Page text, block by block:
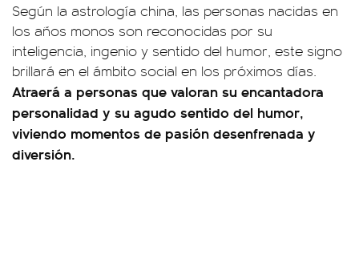
Según la astrología china, las personas nacidas en
los años monos son reconocidas por su
inteligencia, ingenio y sentido del humor, este signo
brillará en el ámbito social en los próximos días.
Atraerá a personas que valoran su encantadora
personalidad y su agudo sentido del humor,
viviendo momentos de pasión desenfrenada y
diversión.